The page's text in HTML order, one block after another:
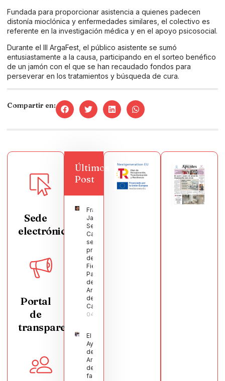
Fundada para proporcionar asistencia a quienes padecen
distonía mioclónica y enfermedades similares, el colectivo es
referente en la investigación médica y en el apoyo psicosocial.
Durante el III ArgaFest, el público asistente se sumó
entusiastamente a la causa, participando en el sorteo benéfico
de un jamón con el que se han recaudado fondos para
perseverar en los tratamientos y búsqueda de cura.
Compartir en:
Sede
electrónica
Portal
de
transparencia
Últimos
Post
Francisco
Javier
Segura
Castellanos
será el
pregonero
de las
Fiestas
Patronales
de
Argamasilla
de
Calatrava
04/08/2026
El
Ayuntamiento
de
Argamasilla
de Calatrava
facilita la